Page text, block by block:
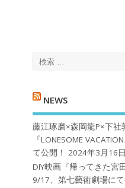
NEWS
藤江琢磨×森岡龍P×下社
『LONESOME
て公開！
2024年3月16日
DIY映画『帰ってきた宮
9/17、第七藝術劇場にて